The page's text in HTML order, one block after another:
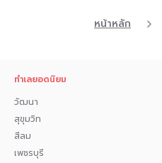
หน้าหลัก
ทำเลยอดนิยม
วัฒนา
สุขุมวิท
สีลม
เพชรบุรี